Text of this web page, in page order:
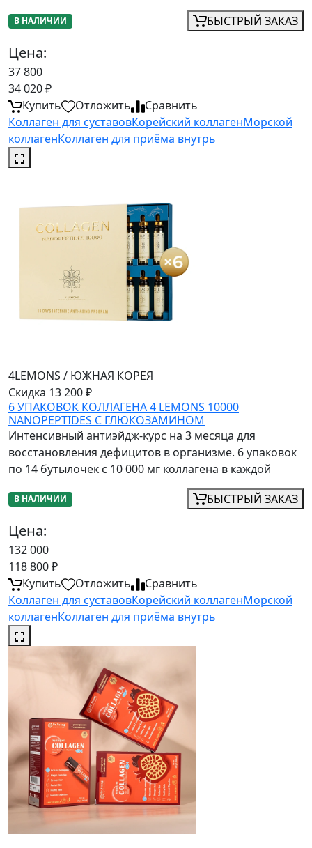
В НАЛИЧИИ БЫСТРЫЙ ЗАКАЗ
Цена:
37 800
34 020₽
Купить
Отложить
Сравнить
Коллаген для суставовКорейский коллагенМорской
коллагенКоллаген для приёма внутрь
4LEMONS / ЮЖНАЯ КОРЕЯ
Скидка 13 200 ₽
6 УПАКОВОК КОЛЛАГЕНА 4 LEMONS 10000
NANOPEPTIDES С ГЛЮКОЗАМИНОМ
Интенсивный антиэйдж-курс на 3 месяца для
восстановления дефицитов в организме. 6 упаковок
по 14 бутылочек с 10 000 мг коллагена в каждой
В НАЛИЧИИ БЫСТРЫЙ ЗАКАЗ
Цена:
132 000
118 800₽
Купить
Отложить
Сравнить
Коллаген для суставовКорейский коллагенМорской
коллагенКоллаген для приёма внутрь